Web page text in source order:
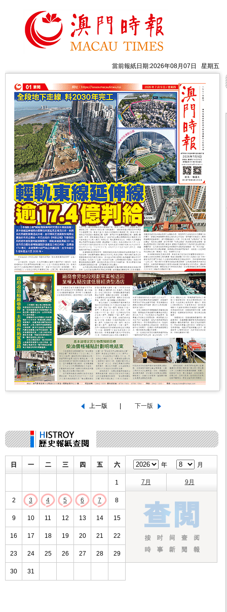
當前報紙日期:2026年08月07日 星期五
日 一 二 三 四 五 六
1
2 3 4 5 6 7 8
9 10 11 12 13 14 15
16 17 18 19 20 21 22
23 24 25 26 27 28 29
30 31
年 月
7月 9月